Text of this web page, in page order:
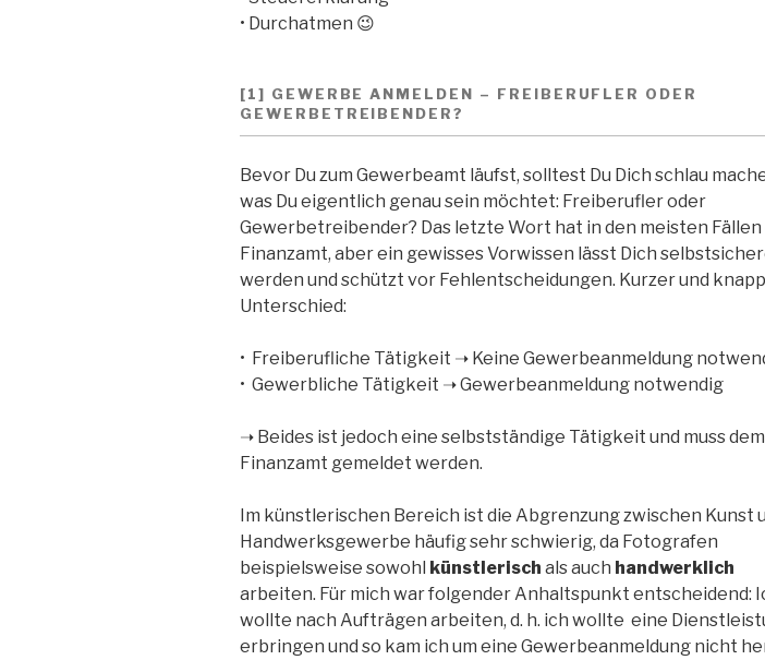
• Durchatmen 😉
[1] GEWERBE ANMELDEN – FREIBERUFLER ODER
GEWERBETREIBENDER?
Bevor Du zum Gewerbeamt läufst, solltest Du Dich schlau
was Du eigentlich genau sein möchtet: Freiberufler oder
Gewerbetreibender? Das letzte Wort hat in den meisten Fällen
Finanzamt, aber ein gewisses Vorwissen lässt Dich
werden und schützt vor Fehlentscheidungen. Kurzer und
Unterschied:
• Freiberufliche Tätigkeit ➝ Keine Gewerbeanmeldung
• Gewerbliche Tätigkeit ➝ Gewerbeanmeldung notwendig
➝ Beides ist jedoch eine selbstständige Tätigkeit und muss dem
Finanzamt gemeldet werden.
Im künstlerischen Bereich ist die Abgrenzung zwischen Kunst
Handwerksgewerbe häufig sehr schwierig, da Fotografen
beispielsweise sowohl künstlerisch als auch handwerklich
arbeiten. Für mich war folgender Anhaltspunkt entscheidend:
wollte nach Aufträgen arbeiten, d. h. ich wollte eine
erbringen und so kam ich um eine Gewerbeanmeldung nicht